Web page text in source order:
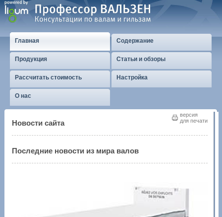
Главная Содержание
Продукция Статьи и обзоры
Рассчитать стоимость Настройка
О нас
версия
для печати
Новости сайта
Последние новости из мира валов